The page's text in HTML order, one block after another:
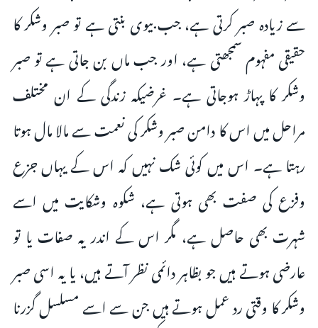
سے زیادہ صبر کرتی ہے، جب بیوی بنتی ہے تو صبر وشکر کا
حقیقی مفہوم سمجھتی ہے، اور جب ماں بن جاتی ہے تو صبر
وشکر کا پہاڑ ہوجاتی ہے۔ غرضیکہ زندگی کے ان مختلف
مراحل میں اس کا دامن صبر وشکر کی نعمت سے مالا مال ہوتا
رہتا ہے۔ اس میں کوئی شک نہیں کہ اس کے یہاں جزع
وفزع کی صفت بھی ہوتی ہے، شکوہ وشکایت میں اسے
شہرت بھی حاصل ہے، مگر اس کے اندر یہ صفات یا تو
عارضی ہوتے ہیں جو بظاہر دائمی نظر آتے ہیں، یا یہ اسی صبر
وشکر کا وقتی رد عمل ہوتے ہیں جن سے اسے مسلسل گزرنا